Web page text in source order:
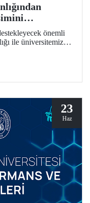
önemli
ile üniversitemiz
23
Haz